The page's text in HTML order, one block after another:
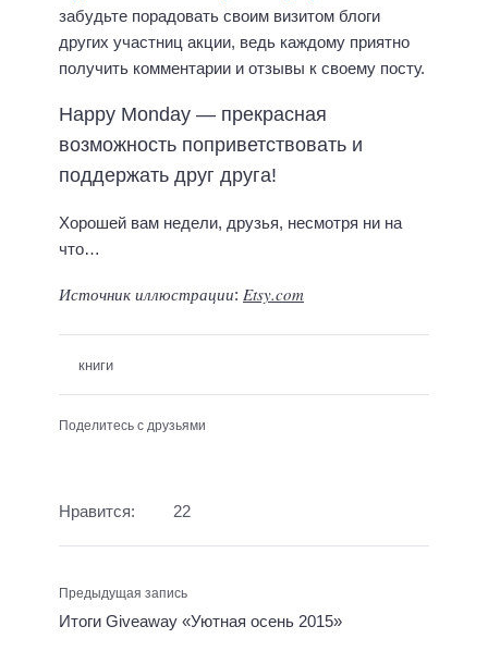
забудьте порадовать своим визитом блоги
других участниц акции, ведь каждому приятно
получить комментарии и отзывы к своему посту.
Happy Monday — прекрасная
возможность поприветствовать и
поддержать друг друга!
Хорошей вам недели, друзья, несмотря ни на
что…
Источник иллюстрации: Etsy.com
книги
Поделитесь с друзьями
Нравится: 22
Предыдущая запись
Итоги Giveaway «Уютная осень 2015»